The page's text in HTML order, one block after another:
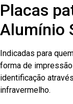
Placas
Alumínio
Indicadas para
forma de
identificação
infravermelho.